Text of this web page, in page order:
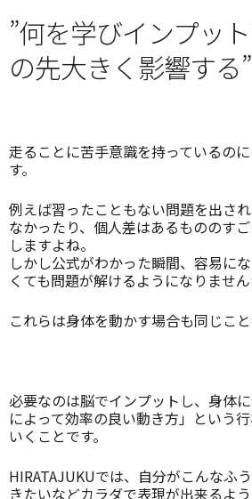
”何を学びインプッ
の先大きく影響する”
走ることに苦手意識を持っているの
す。
例えば習ったこともない問題を出さ
なかったり、個人差はあるもののす
しますよね。
しかし公式がわかった瞬間、容易に
くても問題が解けるようになりません
これらは身体を動かす場合も同じこと
必要なのは脳でインプットし、身体
によって効率の良い動き方」という
いくことです。
HIRATAJUKUでは、自分がこんなふ
きたいなどカラダで表現が出来るよ